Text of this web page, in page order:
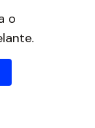
o